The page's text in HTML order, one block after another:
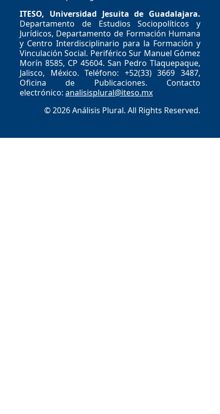
ITESO, Universidad Jesuita de Guadalajara.
Departamento de Estudios Sociopolíticos y
Jurídicos, Departamento de Formación Humana
y Centro Interdisciplinario para la Formación y
Vinculación Social. Periférico Sur Manuel Gómez
Morín 8585, CP 45604. San Pedro Tlaquepaque,
Jalisco, México. Teléfono: +52(33) 3669 3487,
Oficina de Publicaciones. Contacto
electrónico: analisisplural@iteso.mx
© 2026 Análisis Plural. All Rights Reserved.